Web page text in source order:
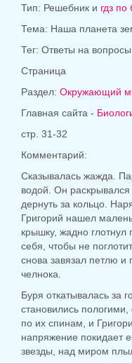
Тип: Решебник и гдз по
Тема: Наша планета
Тег: Ответы на
Страница
Раздел: Окружающий
Главная сайта -
стр. 31-32
Комментарий:
Сказывалась жажда.
водой. Он
дернуть за кольцо.
Григорий нашел
крышку, жадно
себя, чтобы не
снова завязал петлю и
челнока.
Буря откатывалась за
становились
по их спинам, и
напряжение покидает
звезды, над миром